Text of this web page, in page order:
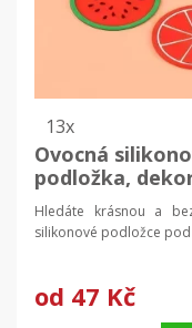
13x
Ovocná
podložka,
Hledáte krásnou a
silikonové podložce
od 47 Kč